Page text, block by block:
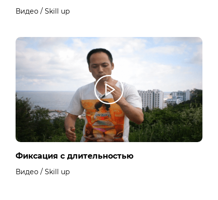
Видео / Skill up
Фиксация с длительностью
Видео / Skill up